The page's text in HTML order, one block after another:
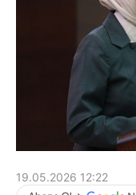
19.05.2026 12:22